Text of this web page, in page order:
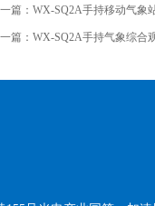
篇： WX-SQ2A手持移动气象
篇： WX-SQ2A手持气象综合